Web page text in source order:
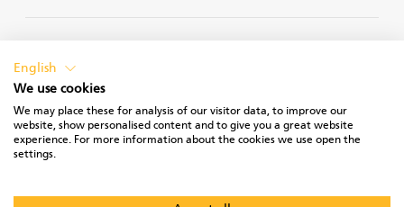
English
We use cookies
We may place these for analysis of our visitor data, to improve our
website, show personalised content and to give you a great website
experience. For more information about the cookies we use open the
settings.